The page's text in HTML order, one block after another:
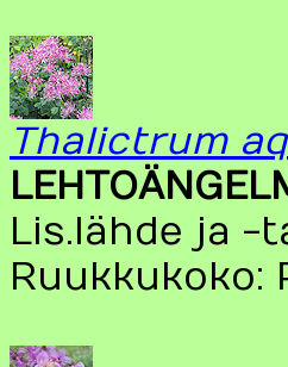
Thalictrum
Lis.lähde ja -
Ruukkukoko: